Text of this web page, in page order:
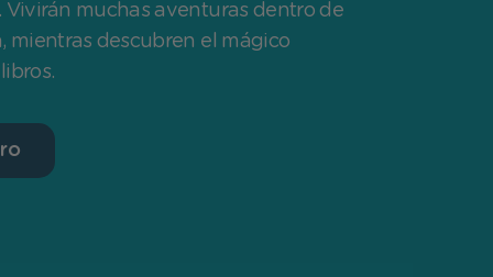
Vivirán muchas aventuras dentro de
mientras descubren el mágico